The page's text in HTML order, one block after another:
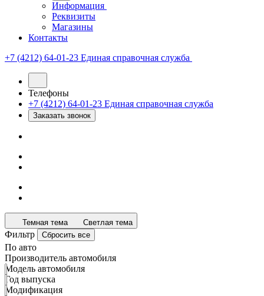
Информация
Реквизиты
Магазины
Контакты
+7 (4212) 64-01-23 Единая справочная служба
Телефоны
+7 (4212) 64-01-23 Единая справочная служба
Заказать звонок
Темная тема Светлая тема
Фильтр Сбросить все
По авто
Производитель автомобиля
Модель автомобиля
Год выпуска
Модификация